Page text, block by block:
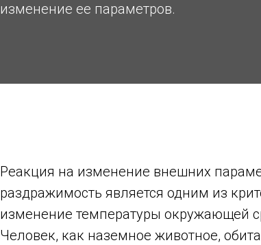
изменение ее параметров.
Реакция на изменение внешних
раздражимость является одним из
изменение температуры окружающей
Человек, как наземное животное,